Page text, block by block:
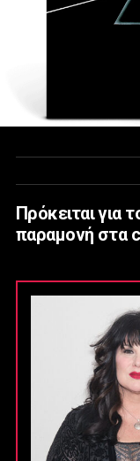
Πρόκειται για
παραμονή στα